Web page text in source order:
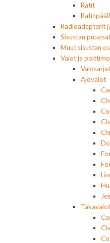
Ratit
Radioadapterit
Sisustan
Muut sisustan
Valot ja
Valosarjat
Ajovalot
Takavalot